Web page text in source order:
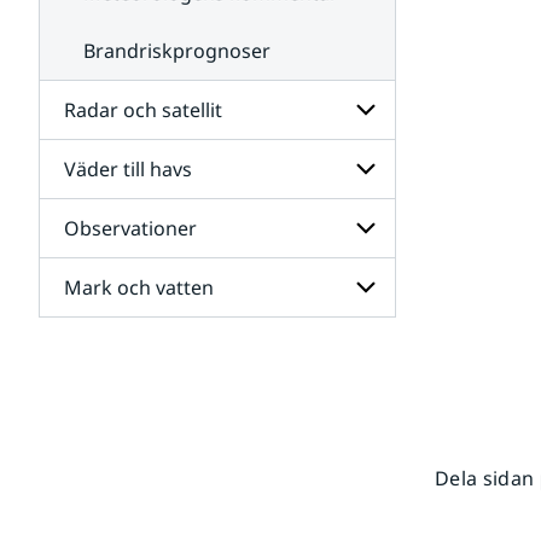
Brandriskprognoser
Radar och satellit
Undersidor
för
Radar
och
satellit
Väder till havs
Undersidor
för
Väder
till
havs
Observationer
Undersidor
för
Mark och vatten
Dela sidan